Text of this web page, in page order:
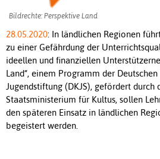
Bildrechte: Perspektive Land
28.05.2020: In ländlichen Regionen
zu einer Gefährdung der
ideellen und finanziellen
Land“, einem Programm der
Jugendstiftung (DKJS), gefördert durch
Staatsministerium für Kultus, sollen
den späteren Einsatz in ländlichen
begeistert werden.